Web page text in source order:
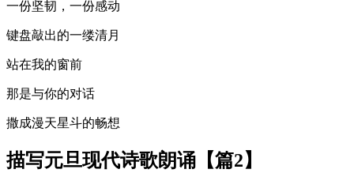
一份坚韧，一份感动
键盘敲出的一缕清月
站在我的窗前
那是与你的对话
撒成漫天星斗的畅想
描写元旦现代诗歌朗诵【篇2】